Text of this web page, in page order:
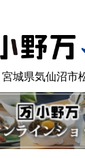
城県気仙沼市